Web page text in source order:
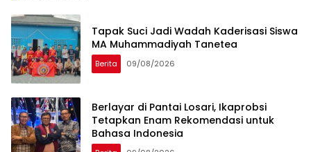
Tapak Suci Jadi Wadah Kaderisasi Siswa
MA Muhammadiyah Tanetea
Berita 09/08/2026
Berlayar di Pantai Losari, Ikaprobsi
Tetapkan Enam Rekomendasi untuk
Bahasa Indonesia